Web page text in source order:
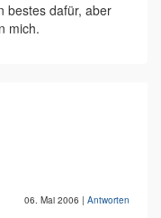
bestes dafür, aber
mich.
06. Mai 2006 | Antworten